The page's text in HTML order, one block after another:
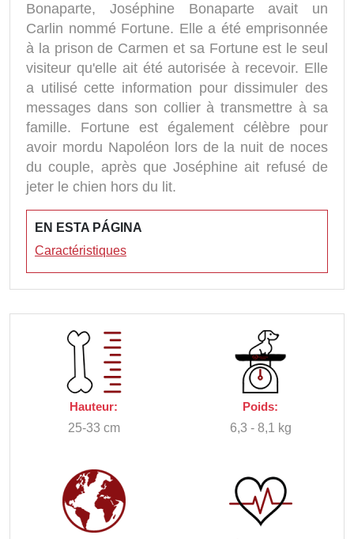
Bonaparte, Joséphine Bonaparte avait un
Carlin nommé Fortune. Elle a été emprisonnée
à la prison de Carmen et sa Fortune est le seul
visiteur qu'elle ait été autorisée à recevoir. Elle
a utilisé cette information pour dissimuler des
messages dans son collier à transmettre à sa
famille. Fortune est également célèbre pour
avoir mordu Napoléon lors de la nuit de noces
du couple, après que Joséphine ait refusé de
jeter le chien hors du lit.
EN ESTA PÁGINA
Caractéristiques
Hauteur:
25-33 cm
Poids:
6,3 - 8,1 kg